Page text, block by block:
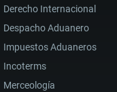
Derecho Internacional
Despacho Aduanero
Impuestos Aduaneros
Incoterms
Merceología